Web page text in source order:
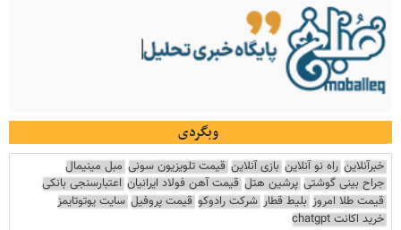
وبگردی
خبرآنلاین راه نو آنلاین بازی آنلاین قیمت تلویزیون سونی مبل مینیمال
جراح بینی گوشتی پرشین هتل قیمت آهن فولاد ایرانیان اعتبارسنجی بانکی
قیمت طلا امروز بلیط قطار شرکت رادوکو قیمت پروفیل سایت یوتوتایمز
خرید اکانت chatgpt